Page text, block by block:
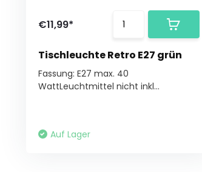
€11,99*
Tischleuchte Retro E27 grün
Fassung: E27 max. 40
WattLeuchtmittel nicht inkl...
Auf Lager